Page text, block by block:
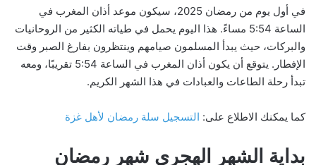
في أول يوم من رمضان 2025، سيكون موعد أذان المغرب في
الساعة 5:54 مساءً. هذا اليوم يحمل في طياته الكثير من الروحانيات
والبركات، حيث يبدأ المسلمون صيامهم وينتظرون بفارغ الصبر وقت
الإفطار. يتوقع أن يكون أذان المغرب في الساعة 5:54 تقريبًا، ومعه
تبدأ رحلة الطاعات والعبادات في هذا الشهر الكريم.
كما يمكنك الاطلاع على: التسجيل سلة رمضان لأهل غزة
بداية الشهر الهجري شهر رمضان